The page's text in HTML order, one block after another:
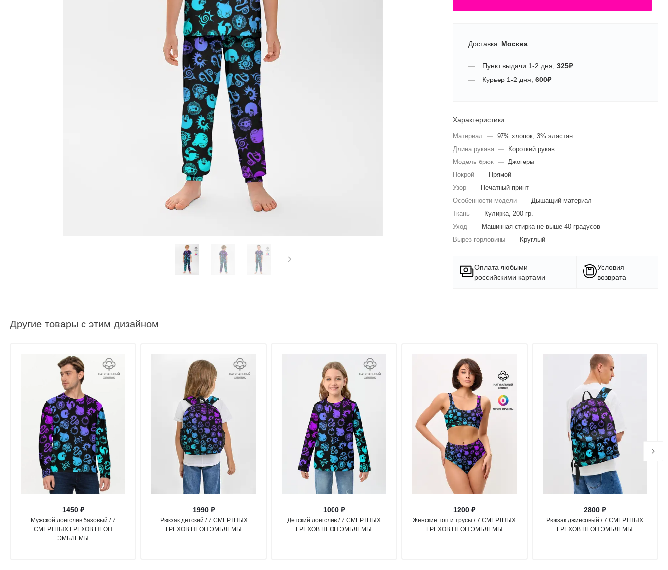
Доставка: Москва
Пункт выдачи 1-2 дня 325₽
Курьер 1-2 дня 600₽
Характеристики
Материал — 97% хлопок, 3% эластан
Длина рукава —
Короткий рукав
Модель брюк — Джогеры
Покрой —
Прямой
Узор —
Печатный принт
Особенности модели — Дышащий материал
Ткань —
Кулирка, 200 гр.
Уход —
Машинная стирка не выше 40 градусов
Вырез горловины — Круглый
Оплата любыми
российскими картами
Условия
возврата
Другие товары с этим дизайном
1450 ₽
Мужской лонгслив базовый / 7
СМЕРТНЫХ ГРЕХОВ НЕОН
ЭМБЛЕМЫ
1990 ₽
Рюкзак детский / 7 СМЕРТНЫХ
ГРЕХОВ НЕОН ЭМБЛЕМЫ
1000 ₽
Детский лонгслив / 7 СМЕРТНЫХ
ГРЕХОВ НЕОН ЭМБЛЕМЫ
1200 ₽
Женские топ и трусы / 7 СМЕРТНЫХ
ГРЕХОВ НЕОН ЭМБЛЕМЫ
2800 ₽
Рюкзак джинсовый / 7 СМЕРТНЫХ
ГРЕХОВ НЕОН ЭМБЛЕМЫ